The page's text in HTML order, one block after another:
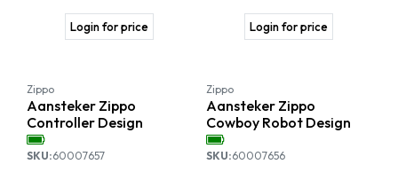
Login for price Login for price
Zippo
Aansteker Zippo
Controller Design
SKU:60007657
Zippo
Aansteker Zippo
Cowboy Robot Design
SKU:60007656